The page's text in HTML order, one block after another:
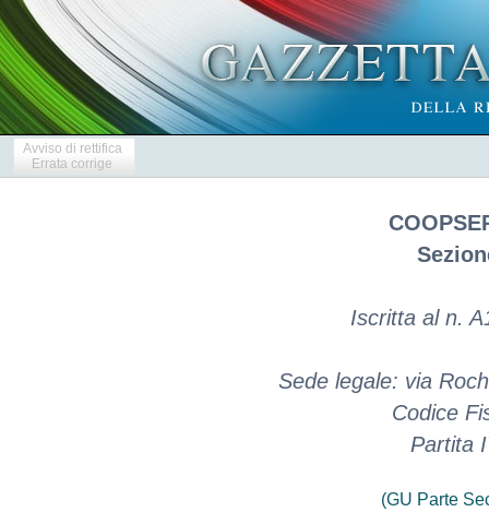
Avviso di rettifica
Errata corrige
Iscritta al n.
Sede legale: via
Codice
Partita
(GU Parte